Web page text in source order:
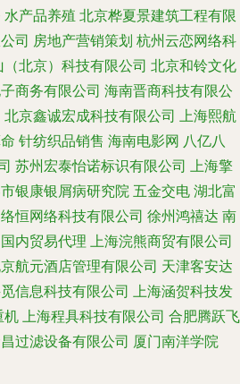
水产品养殖 北京桦夏景建筑工程有限
司 房地产营销策划 杭州云恋网络科
（北京）科技有限公司 北京和铃文化
商务有限公司 海南晋商科技有限公
北京鑫诚宏成科技有限公司 上海熙航
针纺织品销售 海南电影网 八亿八
苏州宏泰怡诺标识有限公司 上海擎
银康银屑病研究院 五金交电 湖北富
恒网络科技有限公司 徐州鸿禧达 南
国内贸易代理 上海浣熊商贸有限公司
航元酒店管理有限公司 天津客安达
信息科技有限公司 上海涵贺科技发
机 上海程具科技有限公司 合肥腾跃飞
过滤设备有限公司 厦门南洋学院